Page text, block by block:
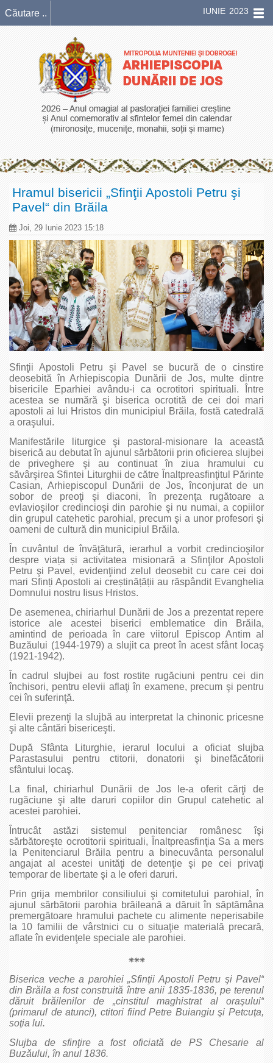
IUNIE 2023
Hramul bisericii „Sfinţii Apostoli Petru şi
Pavel“ din Brăila
Joi, 29 Iunie 2023 15:18
Sfinţii Apostoli Petru şi Pavel se bucură de o cinstire
deosebită în Arhiepiscopia Dunării de Jos, multe dintre
bisericile Eparhiei avându-i ca ocrotitori spirituali. Între
acestea se numără şi biserica ocrotită de cei doi mari
apostoli ai lui Hristos din municipiul Brăila, fostă catedrală
a oraşului.
Manifestările liturgice şi pastoral-misionare la această
biserică au debutat în ajunul sărbătorii prin oficierea slujbei
de priveghere şi au continuat în ziua hramului cu
săvârşirea Sfintei Liturghii de către Înaltpreasfinţitul Părinte
Casian, Arhiepiscopul Dunării de Jos, înconjurat de un
sobor de preoţi şi diaconi, în prezenţa rugătoare a
evlavioşilor credincioşi din parohie şi nu numai, a copiilor
din grupul catehetic parohial, precum şi a unor profesori şi
oameni de cultură din municipiul Brăila.
În cuvântul de învăţătură, ierarhul a vorbit credincioşilor
despre viața și activitatea misionară a Sfinţilor Apostoli
Petru şi Pavel, evidenţiind zelul deosebit cu care cei doi
mari Sfinți Apostoli ai creștinățății au răspândit Evanghelia
Domnului nostru Iisus Hristos.
De asemenea, chiriarhul Dunării de Jos a prezentat repere
istorice ale acestei biserici emblematice din Brăila,
amintind de perioada în care viitorul Episcop Antim al
Buzăului (1944-1979) a slujit ca preot în acest sfânt locaş
(1921-1942).
În cadrul slujbei au fost rostite rugăciuni pentru cei din
închisori, pentru elevii aflaţi în examene, precum şi pentru
cei în suferinţă.
Elevii prezenţi la slujbă au interpretat la chinonic pricesne
şi alte cântări bisericeşti.
După Sfânta Liturghie, ierarul locului a oficiat slujba
Parastasului pentru ctitorii, donatorii şi binefăcătorii
sfântului locaş.
La final, chiriarhul Dunării de Jos le-a oferit cărţi de
rugăciune şi alte daruri copiilor din Grupul catehetic al
acestei parohiei.
Întrucât astăzi sistemul penitenciar românesc îşi
sărbătoreşte ocrotitorii spirituali, Înaltpreasfinţia Sa a mers
la Penitenciarul Brăila pentru a binecuvânta personalul
angajat al acestei unităţi de detenţie şi pe cei privaţi
temporar de libertate şi a le oferi daruri.
Prin grija membrilor consiliului şi comitetului parohial, în
ajunul sărbătorii parohia brăileană a dăruit în săptămâna
premergătoare hramului pachete cu alimente neperisabile
la 10 familii de vârstnici cu o situaţie materială precară,
aflate în evidenţele speciale ale parohiei.
⁕⁕⁕
Biserica veche a parohiei „Sfinţii Apostoli Petru şi Pavel“
din Brăila a fost construită între anii 1835-1836, pe terenul
dăruit brăilenilor de „cinstitul maghistrat al oraşului“
(primarul de atunci), ctitori fiind Petre Buiangiu şi Petcuţa,
soţia lui.
Slujba de sfinţire a fost oficiată de PS Chesarie al
Buzăului, în anul 1836.